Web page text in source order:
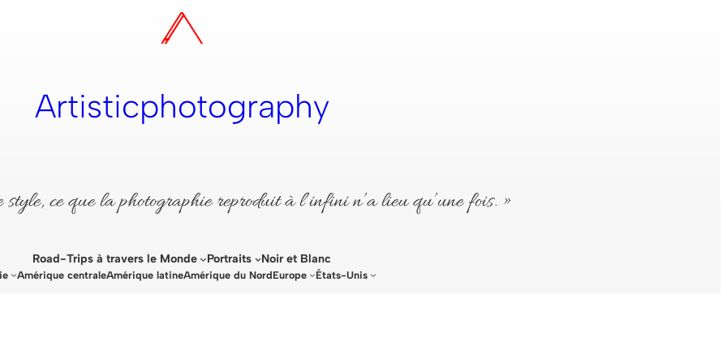
Artisticphotography
ce que la photographie reproduit à l’infini n’a lieu qu’une fois. »
Road-Trips à travers le Monde Portraits Noir et Blanc
Amérique centraleAmérique latineAmérique du NordEurope États-Unis